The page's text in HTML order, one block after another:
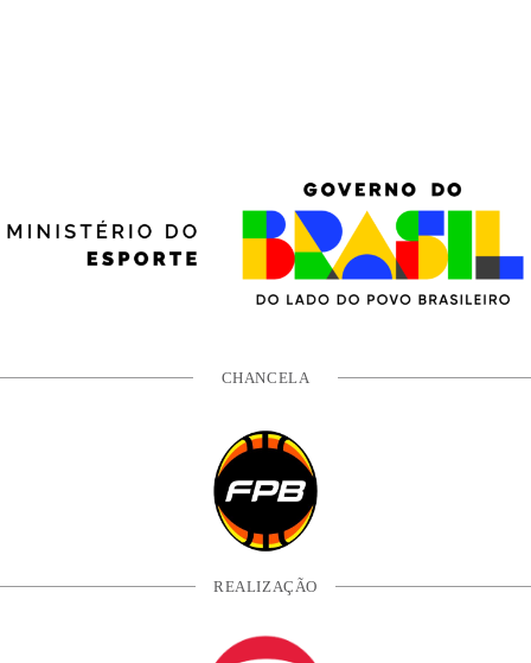
CHANCELA
REALIZAÇÃO